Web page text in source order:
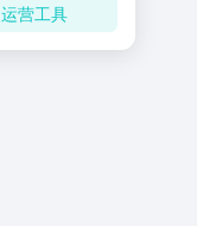
运营工具